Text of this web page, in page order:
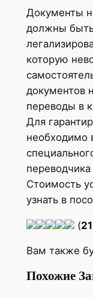
Документы
должны
которую
документов
переводы в
Для
необходимо
переводчика
Стоимость
узнать в
(21
Вам также
Похожие